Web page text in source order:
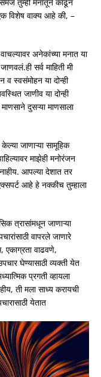
विशेष वाक्य आहे की, –
अनेकांच्या मनात या
सर्व माहिती मी
व स्वसंमोहन या दोन्ही
जाणीव या दोन्ही
दुसऱ्या माणसाला
जाणाऱ्या सामूहिक
माझेही मनोरंजन
आपल्या देशात तर
आहे हे नक्कीच तुम्हाला
त्रासांमधून जाणाऱ्या
वापरले जाणारे
एकाग्रता वाढवणे,
घेण्यासाठी व्यक्ती येत
प्रगती व्हायला
ती मला साध्य करायची
येतात